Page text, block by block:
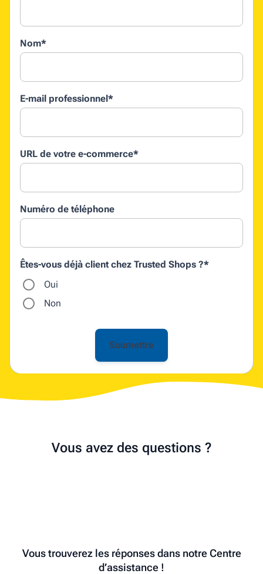
Nom*
E-mail professionnel*
URL de votre e-commerce*
Numéro de téléphone
Êtes-vous déjà client chez Trusted Shops ?*
Oui
Non
Vous avez des questions ?
Vous trouverez les réponses dans notre Centre
d’assistance !